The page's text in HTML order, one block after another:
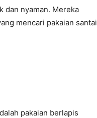
dan nyaman. Mereka
mencari pakaian santai
pakaian berlapis